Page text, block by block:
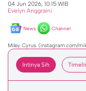
04 Jun 2026, 10:15 WIB
Evelyn Anggraini
News Channel
Miley Cyrus. (instagram.com/
Intinya Sih